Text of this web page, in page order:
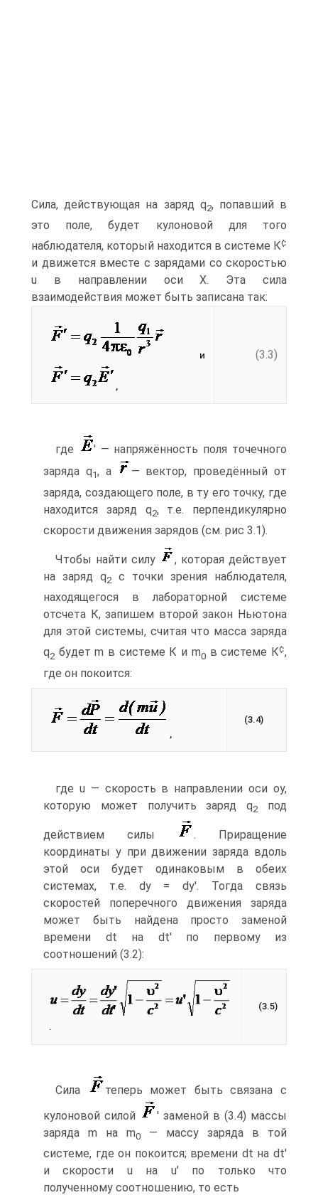
Сила, действующая на заряд q2, попавший в
это поле, будет кулоновой для того
наблюдателя, который находится в системе К¢
и движется вместе с зарядами со скоростью
u в направлении оси Х. Эта сила
взаимодействия может быть записана так:
и
,
(3.3)
где
' — напряжённость поля точечного
заряда q1, а
— вектор, проведённый от
заряда, создающего поле, в ту его точку, где
находится заряд q2, т.е. перпендикулярно
скорости движения зарядов (см. рис 3.1).
Чтобы найти силу
, которая действует
на заряд q2
с точки зрения наблюдателя,
находящегося в лабораторной системе
отсчета К, запишем второй закон Ньютона
для этой системы, считая что масса заряда
q2 будет m в системе К и m0в системе К¢,
где он покоится:
(3.4)
где u — скорость в направлении оси oy,
которую может получить заряд q2 под
действием силы
. Приращение
координаты y при движении заряда вдоль
этой оси будет одинаковым в обеих
системах, т.е. dy = dy'. Тогда связь
скоростей поперечного движения заряда
может быть найдена просто заменой
времени dt на dt' по первому из
соотношений (3.2):
.
(3.5)
Сила
теперь может быть связана с
кулоновой силой
' заменой в (3.4) массы
заряда m на m0
— массу заряда в той
системе, где он покоится; времени dt на dt'
и скорости u на u' по только что
полученному соотношению, то есть